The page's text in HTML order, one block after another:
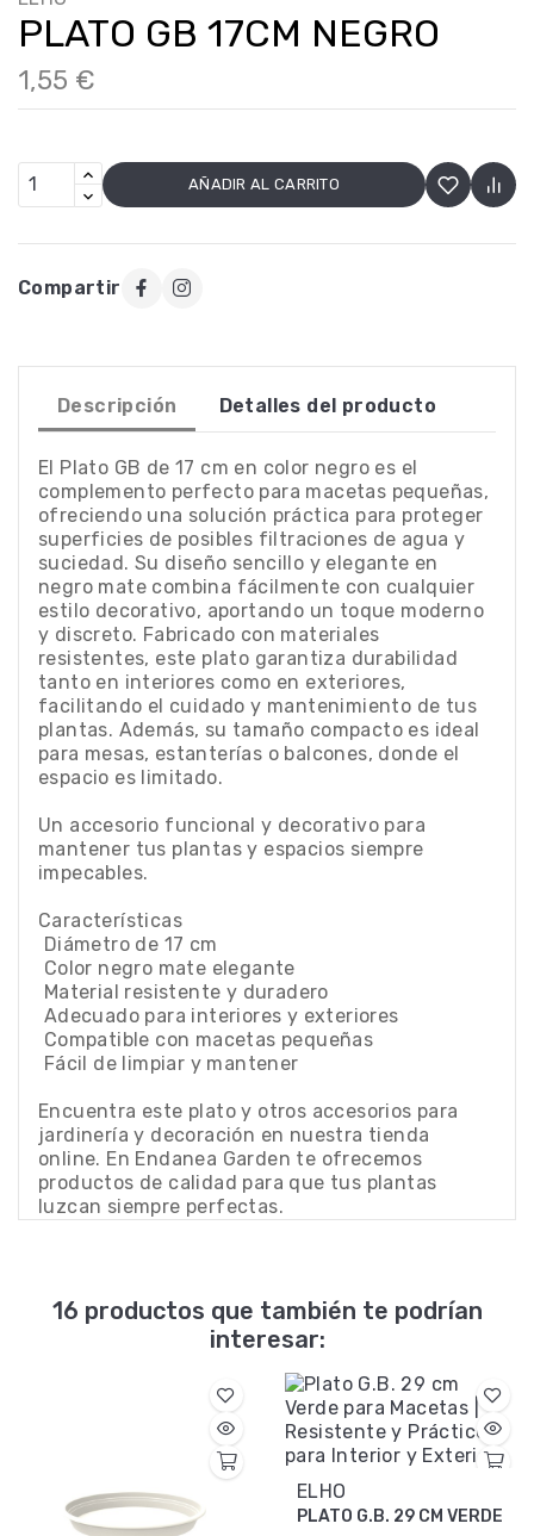
PLATO GB 17CM NEGRO
1,55 €
AÑADIR AL CARRITO
Compartir
Descripción Detalles del producto
El Plato GB de 17 cm en color negro es el
complemento perfecto para macetas pequeñas,
ofreciendo una solución práctica para proteger
superficies de posibles filtraciones de agua y
suciedad. Su diseño sencillo y elegante en
negro mate combina fácilmente con cualquier
estilo decorativo, aportando un toque moderno
y discreto. Fabricado con materiales
resistentes, este plato garantiza durabilidad
tanto en interiores como en exteriores,
facilitando el cuidado y mantenimiento de tus
plantas. Además, su tamaño compacto es ideal
para mesas, estanterías o balcones, donde el
espacio es limitado.
Un accesorio funcional y decorativo para
mantener tus plantas y espacios siempre
impecables.
Características
 Diámetro de 17 cm
 Color negro mate elegante
 Material resistente y duradero
 Adecuado para interiores y exteriores
 Compatible con macetas pequeñas
 Fácil de limpiar y mantener
Encuentra este plato y otros accesorios para
jardinería y decoración en nuestra tienda
online. En Endanea Garden te ofrecemos
productos de calidad para que tus plantas
luzcan siempre perfectas.
16 productos que también te podrían
interesar:
ELHO
PLATO G.B. 29 CM VERDE